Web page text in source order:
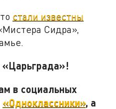
стали известны
Сидра»,
в социальных
«Одноклассники», а